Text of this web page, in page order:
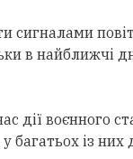
в найближчі
дії воєнного
багатьох із